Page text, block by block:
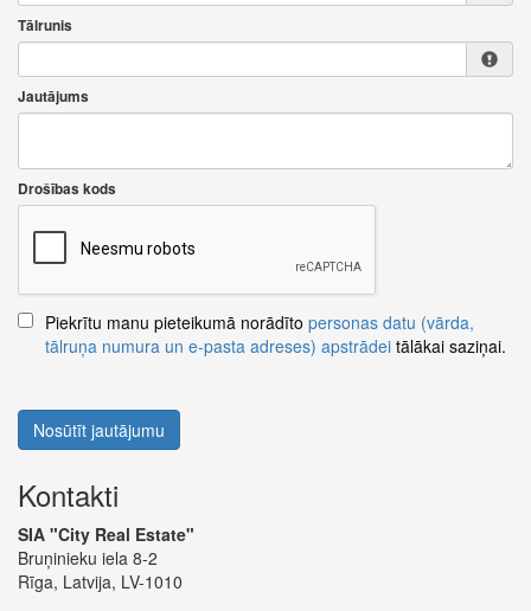
Tālrunis
Jautājums
Drošības kods
Piekrītu manu pieteikumā norādīto personas datu (vārda,
tālruņa numura un e-pasta adreses) apstrādei tālākai saziņai.
Nosūtīt jautājumu
Kontakti
SIA "City Real Estate"
Bruņinieku iela 8-2
Rīga, Latvija, LV-1010